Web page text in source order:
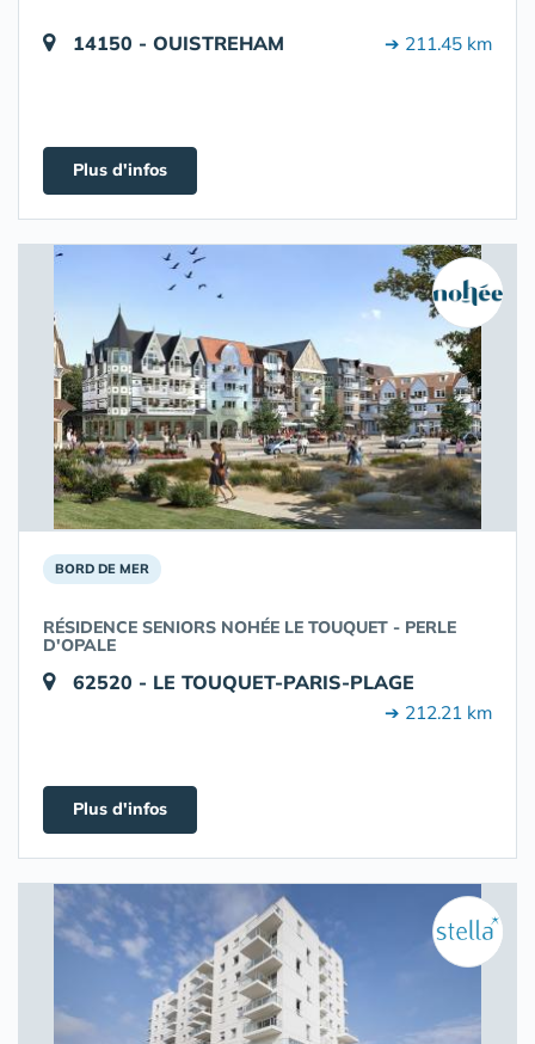
14150 - OUISTREHAM ➔ 211.45 km
Plus d'infos
BORD DE MER
RÉSIDENCE SENIORS NOHÉE LE TOUQUET - PERLE
D'OPALE
62520 - LE TOUQUET-PARIS-PLAGE
➔ 212.21 km
Plus d'infos